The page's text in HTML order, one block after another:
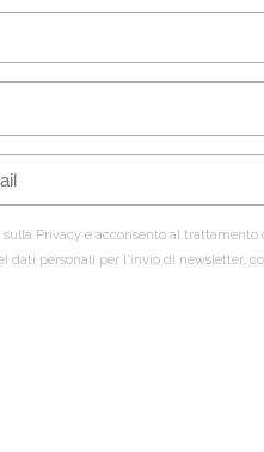
sulla Privacy e acconsento al
dati personali per l'invio di newsletter,